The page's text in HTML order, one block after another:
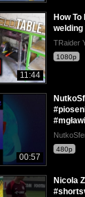
11:44
How
welding
TRaider
1080p
00:57
480p
Nicola